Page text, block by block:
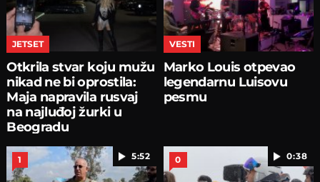
JETSET
Otkrila stvar koju mužu
nikad ne bi oprostila:
Maja napravila rusvaj
na najluđoj žurki u
Beogradu
VESTI
Marko Louis otpevao
legendarnu Luisovu
pesmu
5:52
1 0:38
0